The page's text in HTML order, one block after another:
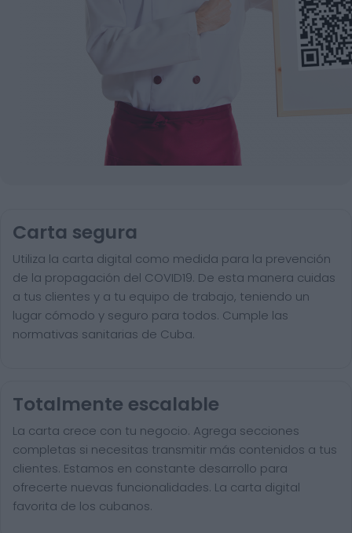
Carta segura
Utiliza la carta digital como medida para la prevención
de la propagación del COVID19. De esta manera cuidas
a tus clientes y a tu equipo de trabajo, teniendo un
lugar cómodo y seguro para todos. Cumple las
normativas sanitarias de Cuba.
Totalmente escalable
La carta crece con tu negocio. Agrega secciones
completas si necesitas transmitir más contenidos a tus
clientes. Estamos en constante desarrollo para
ofrecerte nuevas funcionalidades. La carta digital
favorita de los cubanos.